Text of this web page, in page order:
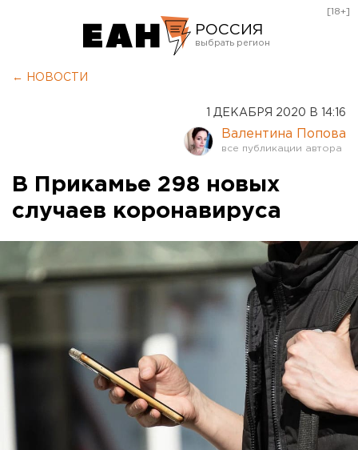
РОССИЯ
Курган
Оренбург
[18+]
← НОВОСТИ
1 ДЕКАБРЯ 2020 В 14:16
Валентина Попова
В Прикамье 298 новых
случаев коронавируса